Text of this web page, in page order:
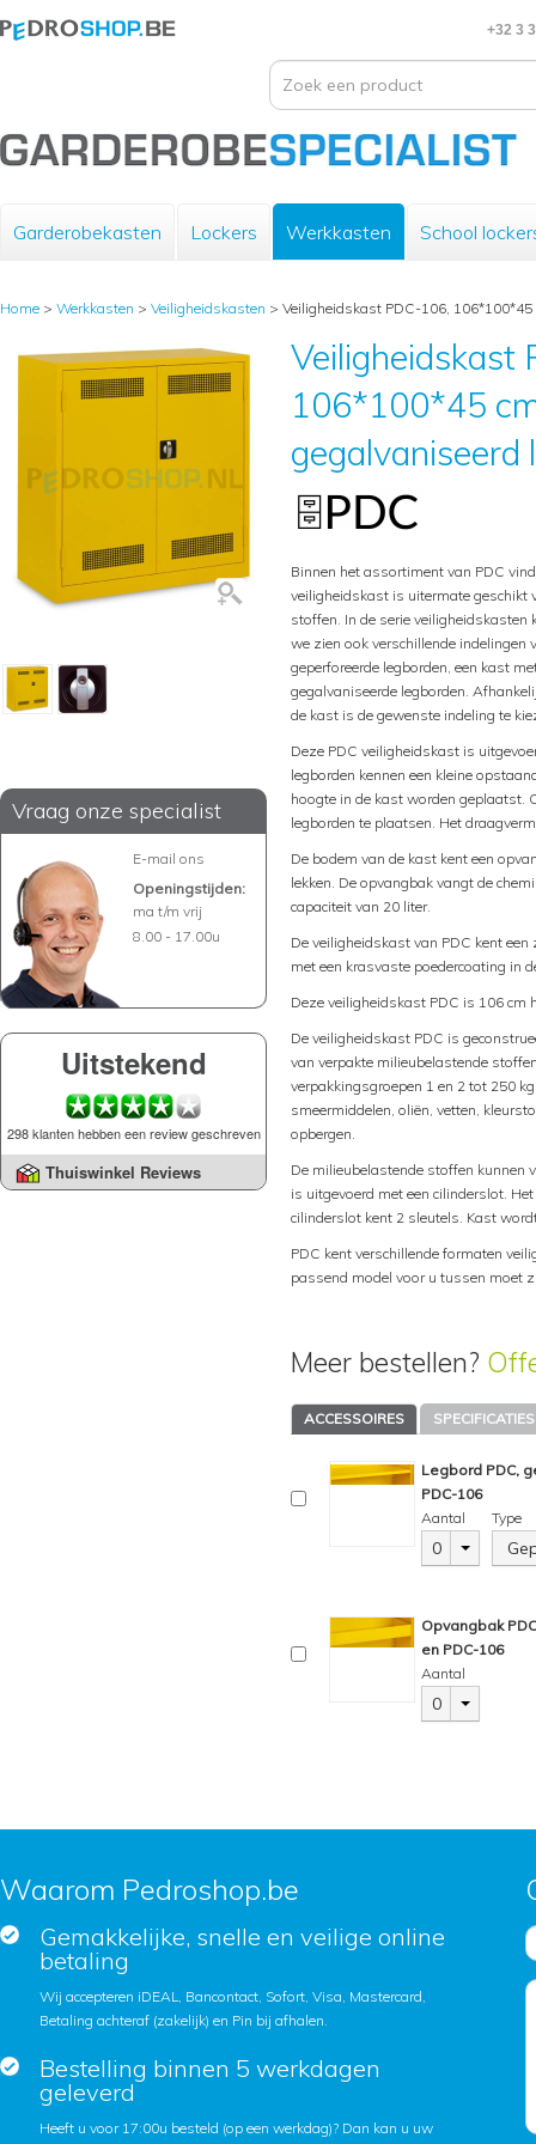
+32 3
Garderobekasten Lockers Werkkasten School
Home > Werkkasten > Veiligheidskasten > Veiligheidskast PDC-106,
Vraag onze specialist
E-mail ons
Openingstijden:
ma t/m vrij
8.00 - 17.00u
Uitstekend
298 klanten hebben een review geschreven
Thuiswinkel Reviews
Veiligheidskast
106*100*45
gegalvaniseerd
Binnen het assortiment van PDC
veiligheidskast is uitermate geschikt
stoffen. In de serie veiligheidskasten
we zien ook verschillende indelingen
geperforeerde legborden, een kast
gegalvaniseerde legborden.
de kast is de gewenste indeling te
Deze PDC veiligheidskast is
legborden kennen een kleine
hoogte in de kast worden geplaatst.
legborden te plaatsen. Het
De bodem van de kast kent een
lekken. De opvangbak vangt de
capaciteit van 20 liter.
De veiligheidskast van PDC kent
met een krasvaste poedercoating in
Deze veiligheidskast PDC is 106 cm
De veiligheidskast PDC is
van verpakte milieubelastende
verpakkingsgroepen 1 en 2 tot 250
smeermiddelen, oliën, vetten,
opbergen.
De milieubelastende stoffen kunnen
is uitgevoerd met een cilinderslot.
cilinderslot kent 2 sleutels. Kast
PDC kent verschillende formaten
passend model voor u tussen moet
Meer bestellen?
ACCESSOIRES SPECIFICATIES
Legbord PDC,
PDC-106
Aantal
0
Type
Opvangbak
en PDC-106
Aantal
0
Waarom Pedroshop.be
Gemakkelijke, snelle en veilige online
betaling
Wij accepteren iDEAL, Bancontact, Sofort, Visa, Mastercard,
Betaling achteraf (zakelijk) en Pin bij afhalen.
Bestelling binnen 5 werkdagen
geleverd
Heeft u voor 17:00u besteld (op een werkdag)? Dan kan u uw